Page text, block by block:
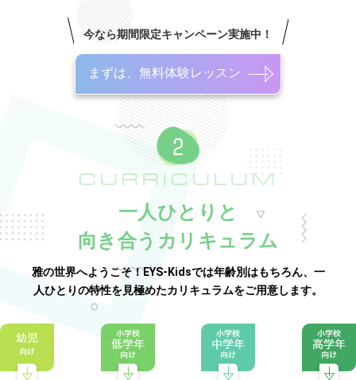
今なら期間限定キャンペーン実施中！
まずは、無料体験レッスン
CURRICULUM
一人ひとりと
向き合うカリキュラム
雅の世界へようこそ！EYS-Kidsでは年齢別はもちろん、一
人ひとりの特性を見極めたカリキュラムをご用意します。